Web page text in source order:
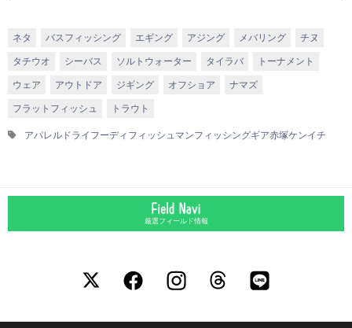
ネタ バスフィッシング エギング アジング メバリング チヌ
タチウオ シーバス ソルトウォーター タイラバ トーナメント
ウェア アウトドア ジギング オフショア ナマズ
フラットフィッシュ トラウト
アパレル ドライフーディ フィッシュマンフィッシングギア赤塚ケンイチ
厳選フィールド情報